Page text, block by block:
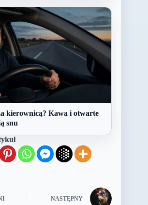
kierownicą? Kawa i otwarte
snu
NASTĘPNY